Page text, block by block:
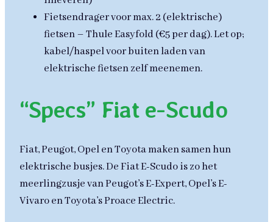
Fietsendrager voor max. 2 (elektrische)
fietsen – Thule Easyfold (€5 per dag). Let op;
kabel/haspel voor buiten laden van
elektrische fietsen zelf meenemen.
“Specs” Fiat e-Scudo
Fiat, Peugot, Opel en Toyota maken samen hun
elektrische busjes. De Fiat E-Scudo is zo het
meerlingzusje van Peugot’s E-Expert, Opel’s E-
Vivaro en Toyota’s Proace Electric.